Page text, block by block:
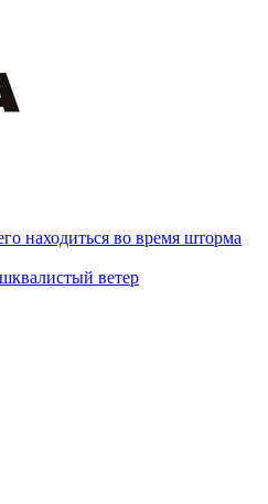
находиться во время шторма
ветер